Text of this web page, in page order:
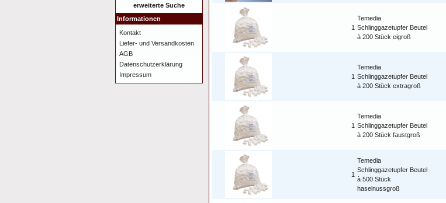
1
Temedia
Schlinggazetupfer Beutel
à 200 Stück eigroß
1
Temedia
Schlinggazetupfer Beutel
à 200 Stück extragroß
1
Temedia
Schlinggazetupfer Beutel
à 200 Stück faustgroß
1
Temedia
Schlinggazetupfer Beutel
à 500 Stück
haselnussgroß
erweiterte Suche
Informationen
Kontakt
Liefer- und Versandkosten
AGB
Datenschutzerklärung
Impressum